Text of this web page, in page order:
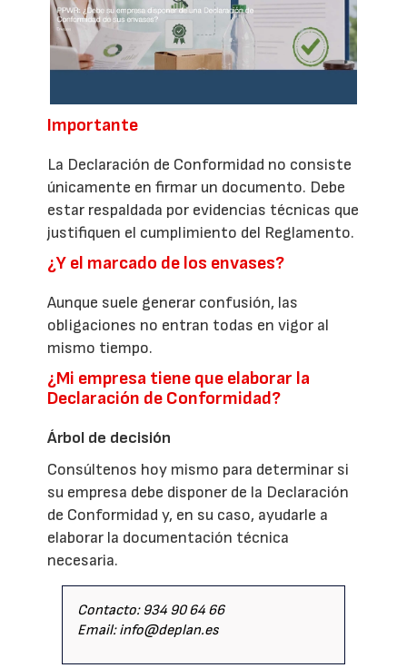
Importante
La Declaración de Conformidad no consiste
únicamente en firmar un documento. Debe
estar respaldada por evidencias técnicas que
justifiquen el cumplimiento del Reglamento.
¿Y el marcado de los envases?
Aunque suele generar confusión, las
obligaciones no entran todas en vigor al
mismo tiempo.
¿Mi empresa tiene que elaborar la
Declaración de Conformidad?
Árbol de decisión
Consúltenos hoy mismo para determinar si
su empresa debe disponer de la Declaración
de Conformidad y, en su caso, ayudarle a
elaborar la documentación técnica
necesaria.
Contacto: 934 90 64 66
Email: info@deplan.es